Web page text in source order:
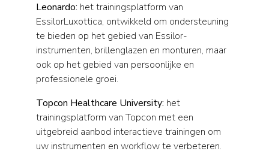
Leonardo: het trainingsplatform van
EssilorLuxottica, ontwikkeld om ondersteuning
te bieden op het gebied van Essilor-
instrumenten, brillenglazen en monturen, maar
ook op het gebied van persoonlijke en
professionele groei.
Topcon Healthcare University: het
trainingsplatform van Topcon met een
uitgebreid aanbod interactieve trainingen om
uw instrumenten en workflow te verbeteren.